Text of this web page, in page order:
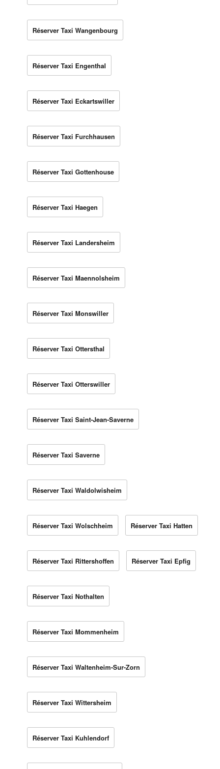
Réserver Taxi Wangenbourg
Réserver Taxi Engenthal
Réserver Taxi Eckartswiller
Réserver Taxi Furchhausen
Réserver Taxi Gottenhouse
Réserver Taxi Haegen
Réserver Taxi Landersheim
Réserver Taxi Maennolsheim
Réserver Taxi Monswiller
Réserver Taxi Ottersthal
Réserver Taxi Otterswiller
Réserver Taxi Saint-Jean-Saverne
Réserver Taxi Saverne
Réserver Taxi Waldolwisheim
Réserver Taxi Wolschheim Réserver Taxi Hatten
Réserver Taxi Rittershoffen Réserver Taxi Epfig
Réserver Taxi Nothalten
Réserver Taxi Mommenheim
Réserver Taxi Waltenheim-Sur-Zorn
Réserver Taxi Wittersheim
Réserver Taxi Kuhlendorf